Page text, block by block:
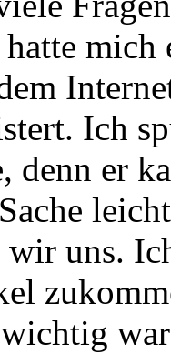
Ich
denn er
wir uns.